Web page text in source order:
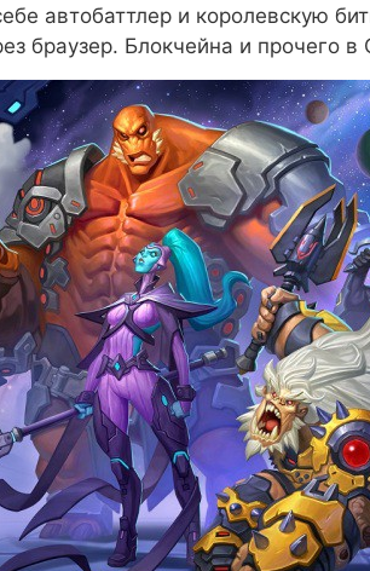
автобаттлер и королевскую
браузер. Блокчейна и прочего